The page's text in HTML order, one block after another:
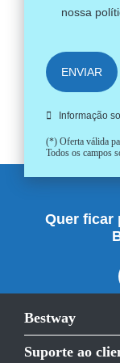
nossa
ENVIAR
Informação
(*) Oferta válida
Todos os campos
Quer ficar
Bestway
Suporte ao